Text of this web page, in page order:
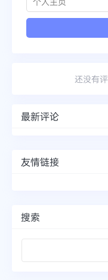
还没有
最新评论
友情链接
搜索